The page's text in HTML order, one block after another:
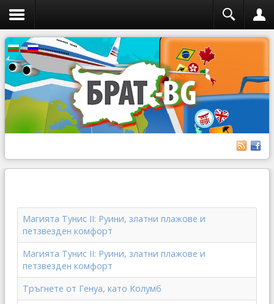
Магията Тунис II: Руини, златни плажове и
петзвезден комфорт
Магията Тунис II: Руини, златни плажове и
петзвезден комфорт
Тръгнете от Генуа, като Колумб